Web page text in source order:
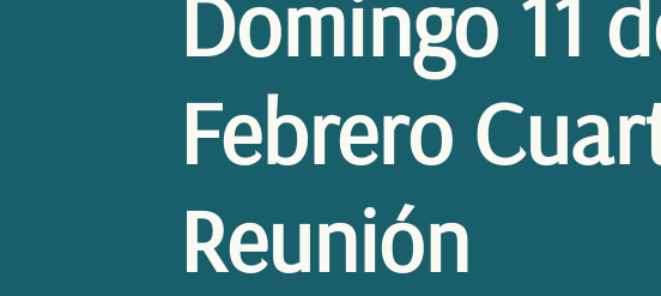
Domingo 11
Febrero
Reunión